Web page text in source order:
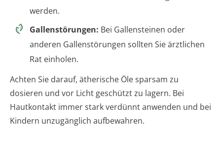
werden.
Gallenstörungen: Bei Gallensteinen oder
anderen Gallenstörungen sollten Sie ärztlichen
Rat einholen.
Achten Sie darauf, ätherische Öle sparsam zu
dosieren und vor Licht geschützt zu lagern. Bei
Hautkontakt immer stark verdünnt anwenden und bei
Kindern unzugänglich aufbewahren.